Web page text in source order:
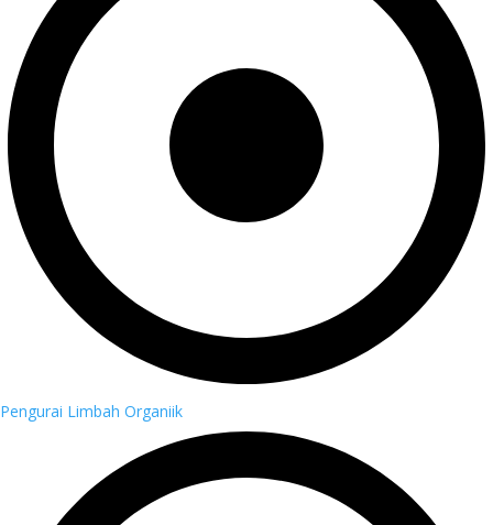
Pengurai Limbah Organiik